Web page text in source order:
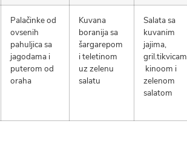
Palačinke od
ovsenih
pahuljica sa
jagodama i
puterom od
oraha
Kuvana
boranija sa
šargarepom
i teletinom
uz zelenu
salatu
Salata sa
kuvanim
jajima,
kinoom i
zelenom
salatom